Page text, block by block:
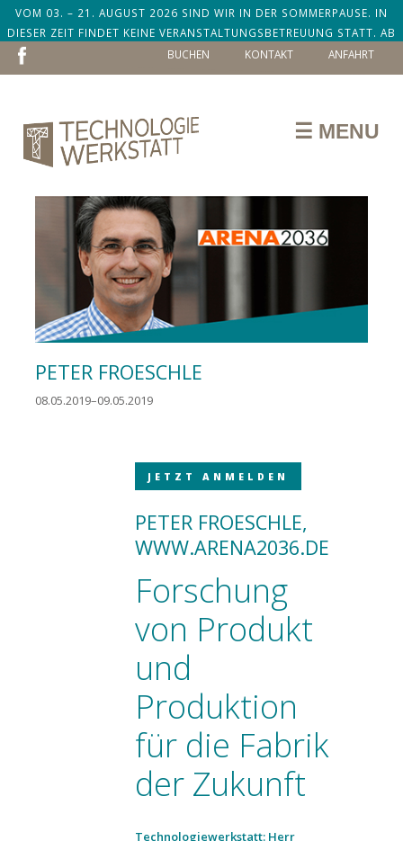
VOM 03. – 21. AUGUST 2026 SIND WIR IN DER SOMMERPAUSE. IN
DIESER ZEIT FINDET KEINE VERANSTALTUNGSBETREUUNG STATT. AB
DEM 24. AUGUST SIND WIR ZURÜCK!
NAVIGATION
ÜBERSPRINGEN
ANFAHRT
KONTAKT
BUCHEN
☰ MENU
PETER FROESCHLE
08.05.2019–09.05.2019
JETZT ANMELDEN
PETER FROESCHLE,
WWW.ARENA2036.DE
Forschung
von Produkt
und
Produktion
für die Fabrik
der Zukunft
Technologiewerkstatt: Herr